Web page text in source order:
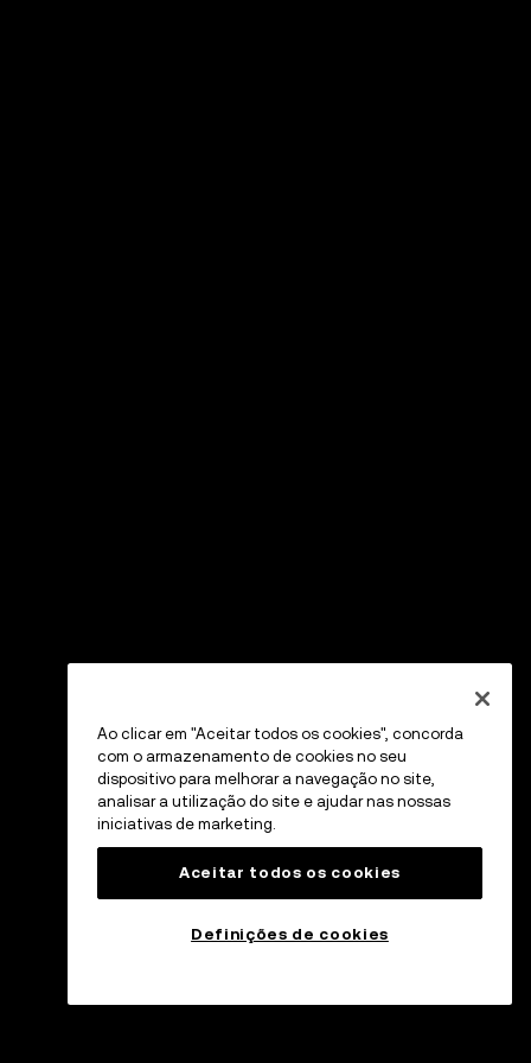
Ao clicar em "Aceitar todos os cookies", concorda
com o armazenamento de cookies no seu
dispositivo para melhorar a navegação no site,
analisar a utilização do site e ajudar nas nossas
iniciativas de marketing.
Aceitar todos os cookies
Definições de cookies